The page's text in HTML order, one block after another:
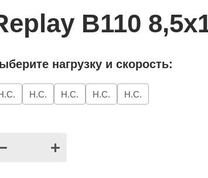
B110
нагрузку и скорость:
Н.С. Н.С. Н.С. Н.С.
+